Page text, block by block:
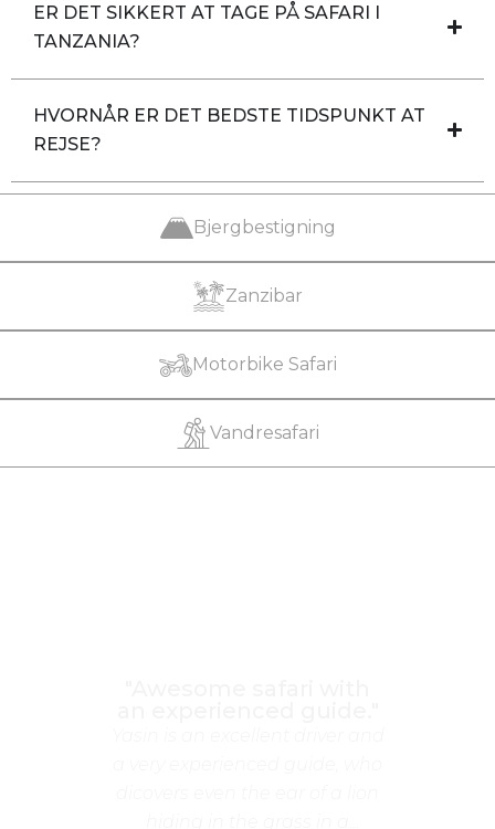
Bjergbestigning
Zanzibar
Motorbike Safari
Vandresafari
ER DET SIKKERT AT TAGE PÅ SAFARI I
TANZANIA?
HVORNÅR ER DET BEDSTE TIDSPUNKT AT
REJSE?